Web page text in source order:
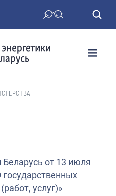
Беларусь от 13 июля
услуг)»